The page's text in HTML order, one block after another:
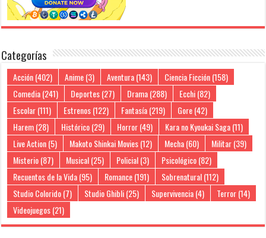
Categorías
Acción(402) Anime(3) Aventura(143) Ciencia Ficción(158)
Comedia(241) Deportes(27) Drama(288) Ecchi(82)
Escolar(111) Estrenos(122) Fantasía(219) Gore(42)
Harem(28) Histórico(29) Horror(49) Kara no Kyoukai Saga(11)
Live Action(5) Makoto Shinkai Movies(12) Mecha(60) Militar(39)
Misterio(87) Musical(25) Policial(3) Psicológico(82)
Recuentos de la Vida(95) Romance(191) Sobrenatural(112)
Studio Colorido(7) Studio Ghibli(25) Supervivencia(4) Terror(14)
Videojuegos(21)